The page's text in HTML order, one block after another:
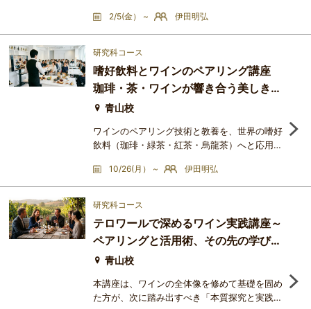
チョコレートの原料であるカカオ豆も、ワイン
と同じように育った土地や気候によって、フル
ーティーだったり香ばしかったりと驚くほど個
いておいて、「なぜこの組み合わせがこんなに
美味しいのか」という秘密を優しく紐解きま
す。甘いだけじゃない、お
2/5(金） ~ 伊田明弘
研究科コース
嗜好飲料とワインのペアリング講座
珈琲・茶・ワインが響き合う美しき方
程式青山校
ワインのペアリング技術と教養を、世界の嗜好
飲料（珈琲・緑茶・紅茶・烏龍茶）へと応用・
の講座です。それぞれの飲料が持つ特有の酸
味、苦味、タンニン（渋味）、そして焙煎や発
酵によって生じる香りのメカニズムをロジカル
ワール）」や「職人の哲学」をキーワードに、
お互いを引き立て合うマリアージュの方程式を
導き出します。味覚の境界
10/26(月） ~ 伊田明弘
研究科コース
テロワールで深めるワイン実践講座～
ペアリングと活用術、その先の学びへ
～ 青山校
本講座は、ワインの全体像を修めて基礎を固め
た方が、次に踏み出すべき「本質探究と実践」